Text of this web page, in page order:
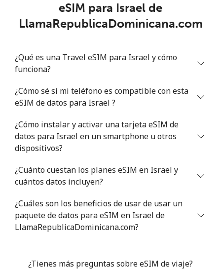
eSIM para Israel de
LlamaRepublicaDominicana.com
¿Qué es una Travel eSIM para Israel y cómo
funciona?
¿Cómo sé si mi teléfono es compatible con esta
eSIM de datos para Israel ?
¿Cómo instalar y activar una tarjeta eSIM de
datos para Israel en un smartphone u otros
dispositivos?
¿Cuánto cuestan los planes eSIM en Israel y
cuántos datos incluyen?
¿Cuáles son los beneficios de usar de usar un
paquete de datos para eSIM en Israel de
LlamaRepublicaDominicana.com?
¿Tienes más preguntas sobre eSIM de viaje?